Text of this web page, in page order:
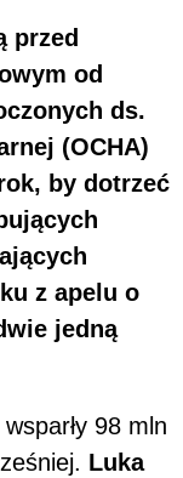
przed
od
ds.
(OCHA)
by dotrzeć
z apelu o
jedną
98 mln
Luka